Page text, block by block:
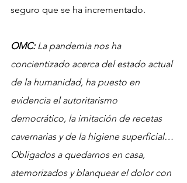
seguro que se ha incrementado.
OMC: La pandemia nos ha
concientizado acerca del estado actual
de la humanidad, ha puesto en
evidencia el autoritarismo
democrático, la imitación de recetas
cavernarias y de la higiene superficial…
Obligados a quedarnos en casa,
atemorizados y blanquear el dolor con